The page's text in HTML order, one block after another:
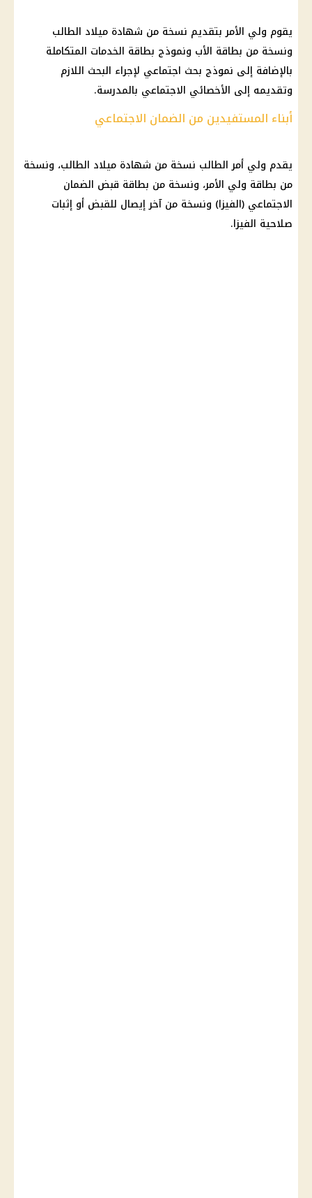
يقوم ولي الأمر بتقديم نسخة من شهادة ميلاد الطالب
ونسخة من بطاقة الأب ونموذج بطاقة الخدمات المتكاملة
بالإضافة إلى نموذج بحث اجتماعي لإجراء البحث اللازم
وتقديمه إلى الأخصائي الاجتماعي بالمدرسة.
أبناء المستفيدين من الضمان الاجتماعي
يقدم ولي أمر الطالب نسخة من شهادة ميلاد الطالب، ونسخة
من بطاقة ولي الأمر، ونسخة من بطاقة قبض الضمان
الاجتماعي (الفيزا) ونسخة من آخر إيصال للقبض أو إثبات
صلاحية الفيزا.